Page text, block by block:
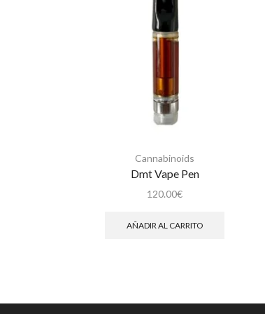
Cannabinoids
Dmt Vape Pen
120.00€
AÑADIR AL CARRITO